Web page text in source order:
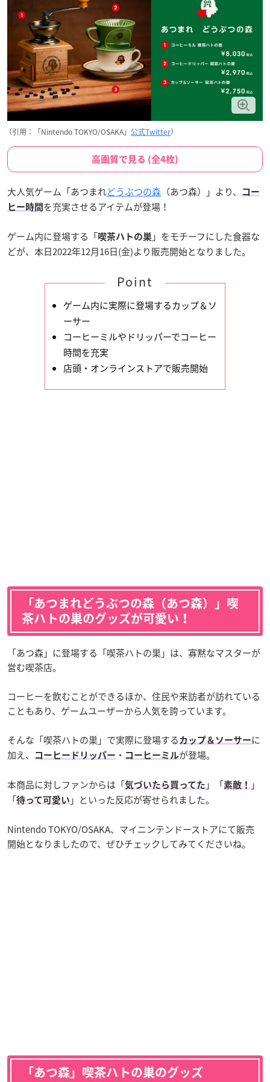
（引用：「Nintendo TOKYO/OSAKA」 公式Twitter）
高画質で見る (全4枚)
大人気ゲーム「あつまれどうぶつの森 （あつ森）」より、
コー
ヒー時間 を充実させるアイテムが登場！
ゲーム内に登場する「喫茶ハトの巣 」をモチーフにした食器な
どが、本日2022年12月16日(金)より販売開始となりました。
Point
ゲーム内に実際に登場するカップ＆ソ
ーサー
コーヒーミルやドリッパーでコーヒー
時間を充実
店頭・オンラインストアで販売開始
「あつまれどうぶつの森（あつ森）」喫
茶ハトの巣のグッズが可愛い！
「あつ森」に登場する「喫茶ハトの巣」は、寡黙なマスターが
営む喫茶店。
コーヒーを飲むことができるほか、住民や来訪者が訪れている
こともあり、ゲームユーザーから人気を誇っています。
そんな「喫茶ハトの巣」で実際に登場する カップ＆ソーサー に
加え、
コーヒードリッパー ・ コーヒーミルが登場。
本商品に対しファンからは「気づいたら買ってた 」「素敵！
」
「待って可愛い 」といった反応が寄せられました。
Nintendo TOKYO/OSAKA、マイニンテンドーストアにて販売
開始となりましたので、ぜひチェックしてみてくださいね。
「あつ森」喫茶ハトの巣のグッズ